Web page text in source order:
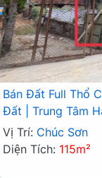
Bán Đất Full Thổ
Đất | Trung Tâm
Vị Trí: Chúc Sơn
Diện Tích: 115m²